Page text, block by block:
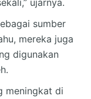
sumber
mereka juga
digunakan
meningkat di